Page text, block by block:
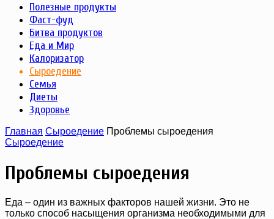
Полезные продукты
Фаст-фуд
Битва продуктов
Еда и Мир
Калоризатор
Сыроедение
Семья
Диеты
Здоровье
Главная Сыроедение Проблемы сыроедения
Сыроедение
Проблемы сыроедения
Еда – один из важных факторов нашей жизни. Это не
только способ насыщения организма необходимыми для